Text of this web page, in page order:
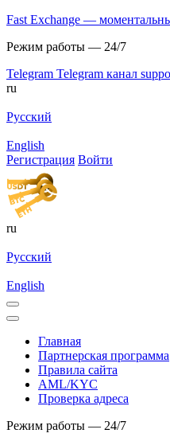
Fast Exchange —
Режим работы — 24/7
Telegram Telegram канал
ru
Русский
English
Регистрация Войти
ru
Русский
English
Главная
Партнерская программа
Правила сайта
AML/KYC
Проверка адреса
Режим работы — 24/7